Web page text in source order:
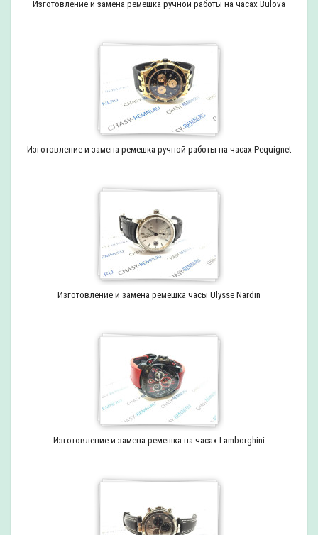
Изготовление и замена ремешка ручной работы на часах Bulova
Изготовление и замена ремешка ручной работы на часах Pequignet
Изготовление и замена ремешка часы Ulysse Nardin
Изготовление и замена ремешка на часах Lamborghini